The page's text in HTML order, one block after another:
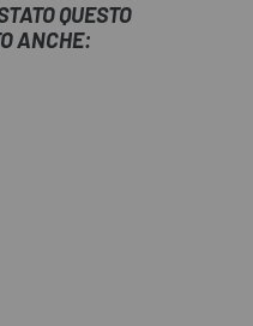
QUESTO
ANCHE: